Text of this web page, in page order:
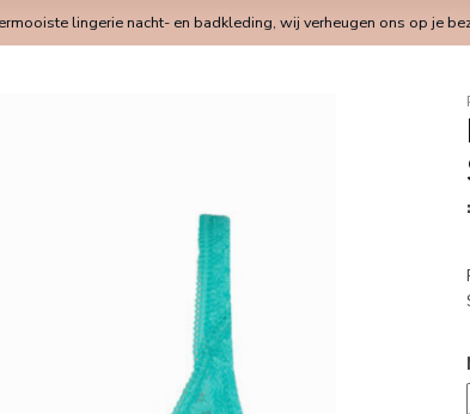
lingerie nacht- en badkleding, wij verheugen ons op je